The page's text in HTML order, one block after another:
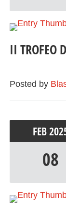
II TROFEO
Posted by
FEB
08